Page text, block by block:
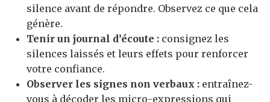
silence avant de répondre. Observez ce que cela
génère.
Tenir un journal d’écoute : consignez les
silences laissés et leurs effets pour renforcer
votre confiance.
Observer les signes non verbaux : entraînez-
vous à décoder les micro-expressions qui